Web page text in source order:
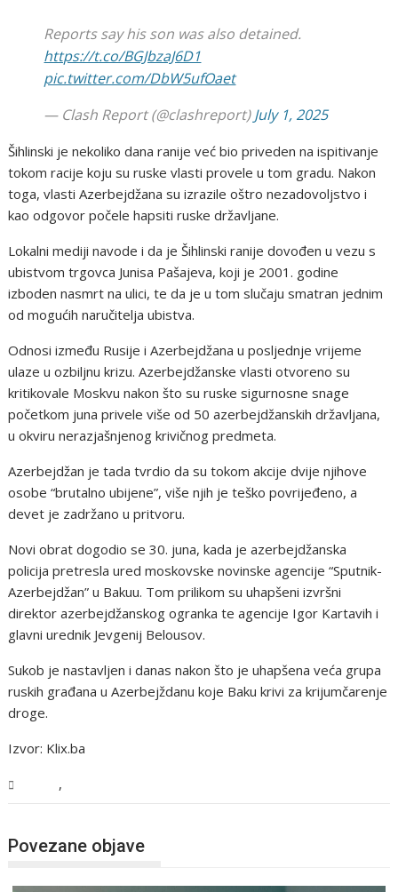
Reports say his son was also detained.
https://t.co/BGJbzaJ6D1
pic.twitter.com/DbW5ufOaet
— Clash Report (@clashreport)July 1, 2025
Šihlinski je nekoliko dana ranije već bio priveden na ispitivanje
tokom racije koju su ruske vlasti provele u tom gradu. Nakon
toga, vlasti Azerbejdžana su izrazile oštro nezadovoljstvo i
kao odgovor počele hapsiti ruske državljane.
Lokalni mediji navode i da je Šihlinski ranije dovođen u vezu s
ubistvom trgovca Junisa Pašajeva, koji je 2001. godine
izboden nasmrt na ulici, te da je u tom slučaju smatran jednim
od mogućih naručitelja ubistva.
Odnosi između Rusije i Azerbejdžana u posljednje vrijeme
ulaze u ozbiljnu krizu. Azerbejdžanske vlasti otvoreno su
kritikovale Moskvu nakon što su ruske sigurnosne snage
početkom juna privele više od 50 azerbejdžanskih državljana,
u okviru nerazjašnjenog krivičnog predmeta.
Azerbejdžan je tada tvrdio da su tokom akcije dvije njihove
osobe “brutalno ubijene”, više njih je teško povrijeđeno, a
devet je zadržano u pritvoru.
Novi obrat dogodio se 30. juna, kada je azerbejdžanska
policija pretresla ured moskovske novinske agencije “Sputnik-
Azerbejdžan” u Bakuu. Tom prilikom su uhapšeni izvršni
direktor azerbejdžanskog ogranka te agencije Igor Kartavih i
glavni urednik Jevgenij Belousov.
Sukob je nastavljen i danas nakon što je uhapšena veća grupa
ruskih građana u Azerbejždanu koje Baku krivi za krijumčarenje
droge.
Izvor: Klix.ba
,
Povezane objave